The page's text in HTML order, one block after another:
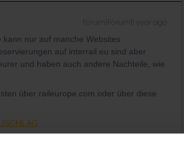
nur auf manche Websites
auf interrail.eu sind aber
und haben auch andere Nachteile, wie
über raileurope.com oder über diese
Rail Europe €18 oder €19 (stornierbar bis